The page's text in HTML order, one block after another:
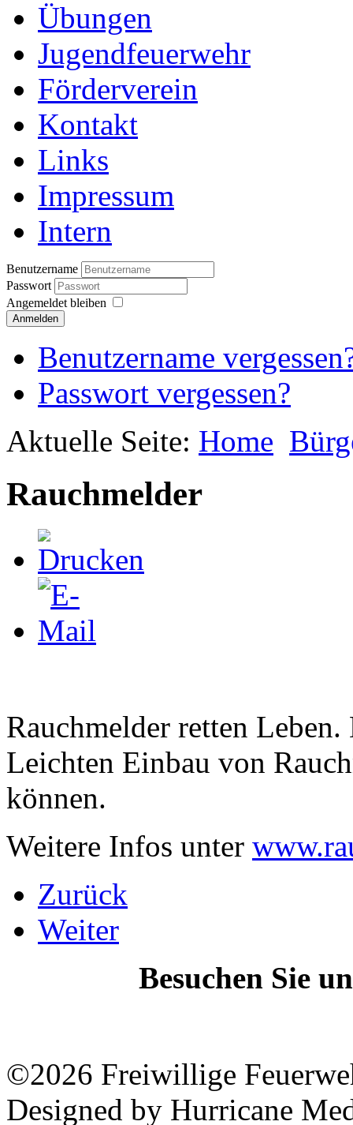
Übungen
Jugendfeuerwehr
Förderverein
Kontakt
Links
Impressum
Intern
Benutzername
Passwort
Angemeldet bleiben
Anmelden
Benutzername
Passwort vergessen?
Aktuelle Seite: Home
Rauchmelder
Rauchmelder retten
Leichten Einbau von
können.
Weitere Infos unter
Zurück
Weiter
Besuchen Sie
©2026 Freiwillige
Designed by Hurricane